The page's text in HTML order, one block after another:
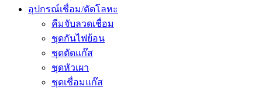
อุปกรณ์เชื่อม/ตัดโลหะ
คีมจับลวดเชื่อม
ชุดกันไฟย้อน
ชุดตัดแก๊ส
ชุดหัวเผา
ชุดเชื่อมแก๊ส